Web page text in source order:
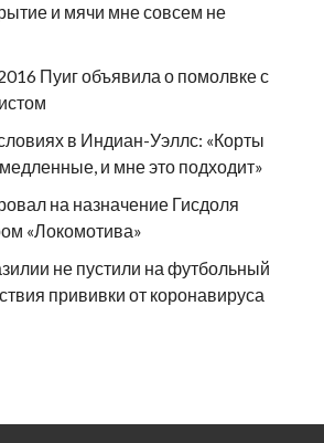
и мячи мне совсем не
Пуиг объявила о помолвке с
в Индиан-Уэллс: «Корты
и мне это подходит»
на назначение Гисдоля
«Локомотива»
не пустили на футбольный
прививки от коронавируса